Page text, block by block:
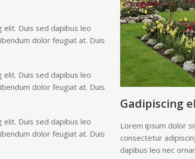
Duis sed dapibus leo
dolor feugiat at. Duis
Duis sed dapibus leo
dolor feugiat at. Duis
Duis sed dapibus leo
dolor feugiat at. Duis
Gadipiscing
Lorem ipsum dolor
consectetur
dapibus leo nec